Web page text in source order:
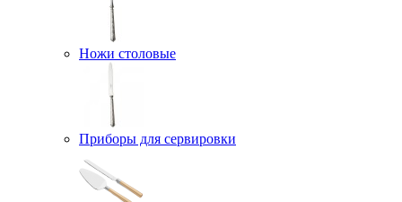
Ножи столовые
Приборы для сервировки